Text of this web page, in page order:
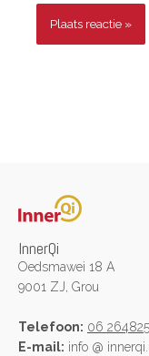
InnerQi
Oedsmawei 18 A
9001 ZJ, Grou
Telefoon: 06
E-mail: info @